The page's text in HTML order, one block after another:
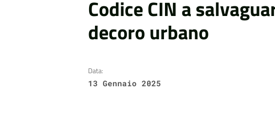
Codice CIN a
decoro urbano
Data:
13 Gennaio 2025